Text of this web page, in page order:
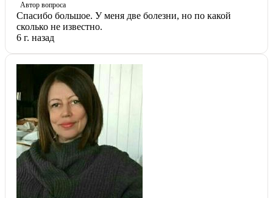
Автор вопроса
Спасибо большое. У меня две болезни, но по какой
сколько не известно.
6 г. назад